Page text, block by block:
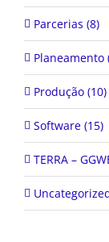
Parcerias (8)
Planeamento
Produção (10)
Software (15)
TERRA –